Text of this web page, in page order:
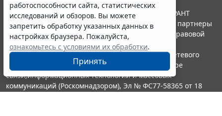
работоспособности сайта, статистических
исследований и обзоров. Вы можете
запретить обработку указанных данных в
настройках браузера. Пожалуйста,
ознакомьтесь с условиями их обработки.
Принять
© ООО "НПП "ГАРАНТ-СЕРВИС", 2026. Система ГАРАНТ
выпускается с 1990 года. Компания "Гарант" и ее партнеры
являются участниками Российской ассоциации правовой
информации ГАРАНТ.
Портал ГАРАНТ.РУ зарегистрирован в качестве сетевого
издания Федеральной службой по надзору в сфере
связи,информационных технологий и массовых
коммуникаций (Роскомнадзором), Эл № ФС77-58365 от 18